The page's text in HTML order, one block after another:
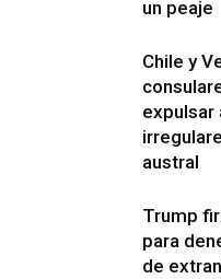
un peaje
Chile y
expulsar
austral
Trump
para
de